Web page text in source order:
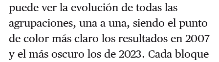
puede ver la evolución de todas las
agrupaciones, una a una, siendo el punto
de color más claro los resultados en 2007
y el más oscuro los de 2023. Cada bloque